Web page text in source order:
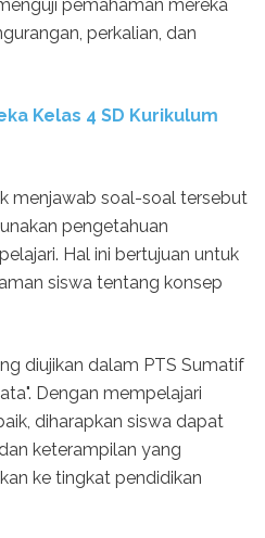
pemahaman mereka
perkalian, dan
Kelas 4 SD Kurikulum
menjawab soal-soal tersebut
pengetahuan
Hal ini bertujuan untuk
siswa tentang konsep
diujikan dalam PTS Sumatif
Dengan mempelajari
diharapkan siswa dapat
keterampilan yang
ke tingkat pendidikan